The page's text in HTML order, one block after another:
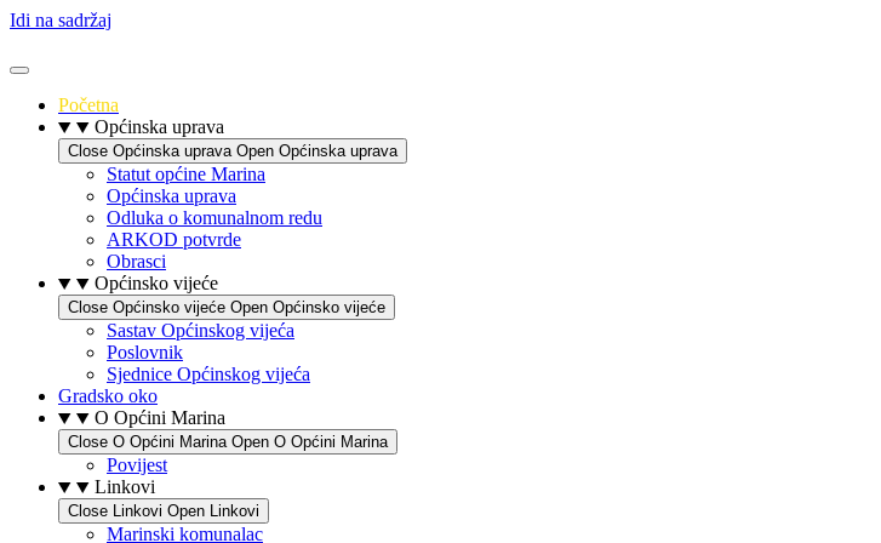
Idi na sadržaj
Početna
Općinska uprava
Close Općinska uprava Open Općinska uprava
Statut općine Marina
Općinska uprava
Odluka o komunalnom redu
ARKOD potvrde
Obrasci
Općinsko vijeće
Close Općinsko vijeće Open Općinsko vijeće
Sastav Općinskog vijeća
Poslovnik
Sjednice Općinskog vijeća
Gradsko oko
O Općini Marina
Close O Općini Marina Open O Općini Marina
Povijest
Linkovi
Close Linkovi Open Linkovi
Marinski komunalac